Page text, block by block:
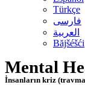
Türkçe
فارسی
العربية
Băjšéšći
Mental
İnsanların kriz